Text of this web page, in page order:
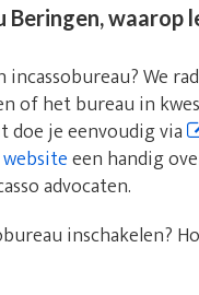
Beringen, waarop
incassobureau? We
of het bureau in
doe je eenvoudig via
een handig
advocaten.
inschakelen?